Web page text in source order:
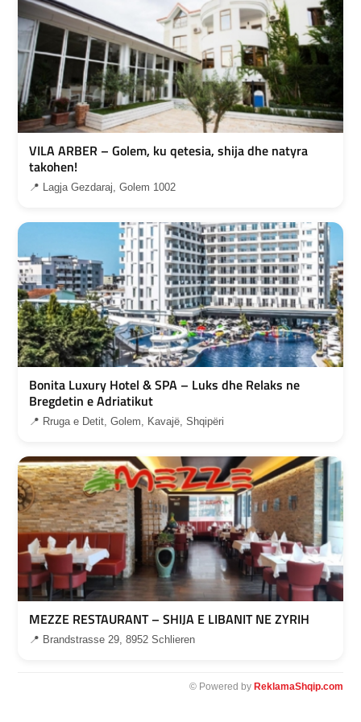
VILA ARBER – Golem, ku qetesia, shija dhe natyra
takohen!
📍 Lagja Gezdaraj, Golem 1002
Bonita Luxury Hotel & SPA – Luks dhe Relaks ne
Bregdetin e Adriatikut
📍 Rruga e Detit, Golem, Kavajë, Shqipëri
MEZZE RESTAURANT – SHIJA E LIBANIT NE ZYRIH
📍 Brandstrasse 29, 8952 Schlieren
© Powered by ReklamaShqip.com